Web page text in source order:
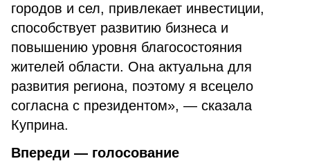
городов и сел, привлекает инвестиции,
способствует развитию бизнеса и
повышению уровня благосостояния
жителей области. Она актуальна для
развития региона, поэтому я всецело
согласна с президентом», — сказала
Куприна.
Впереди — голосование